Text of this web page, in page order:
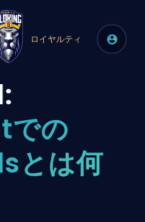
ロイヤルティ
の
とは何